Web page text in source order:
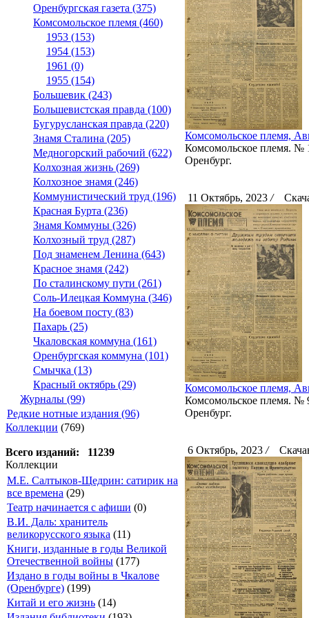
Оренбургская газета (375)
Комсомольское племя (460)
1953 (153)
1954 (153)
1961 (0)
1955 (154)
Большевик (243)
Большевистская правда (100)
Бугурусланская правда (220)
Знамя Сталина (205)
Медногорский рабочий (622)
Колхозная жизнь (269)
Колхозное знамя (246)
Коммунистический труд (196)
Красная Бурта (236)
Знамя Коммуны (326)
Колхозный труд (287)
Под знаменем Ленина (643)
Красное знамя (242)
По сталинскому пути (261)
Соль-Илецкая Коммуна (346)
На боевом посту (83)
Пахарь (25)
Чкаловская коммуна (161)
Оренбургская коммуна (101)
Смычка (13)
Красный октябрь (29)
Журналы (99)
Редкие нотные издания (96)
Коллекции (769)
Всего изданий: 11239
Коллекции
М.Е. Салтыков-Щедрин: сатирик на
все времена (29)
Театр начинается с афиши (0)
В.И. Даль: хранитель
великорусского языка (11)
Книги, изданные в годы Великой
Отечественной войны (177)
Издано в годы войны в Чкалове
(Оренбурге) (199)
Китай и его жизнь (14)
Комсомольское племя,
Комсомольское племя. №
Оренбург.
11 Октябрь, 2023 /
Комсомольское племя,
Комсомольское племя. №
Оренбург.
6 Октябрь, 2023 /